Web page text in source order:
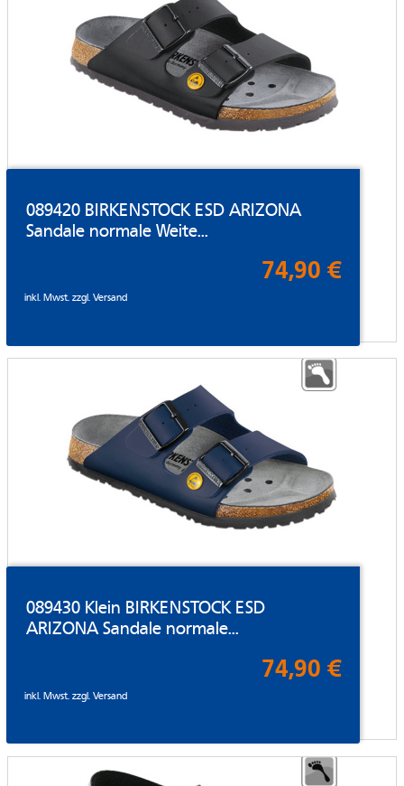
089420 BIRKENSTOCK ESD ARIZONA
Sandale normale Weite...
74,90 €
inkl. Mwst. zzgl.Versand
089430 Klein BIRKENSTOCK ESD
ARIZONA Sandale normale...
74,90 €
inkl. Mwst. zzgl.Versand